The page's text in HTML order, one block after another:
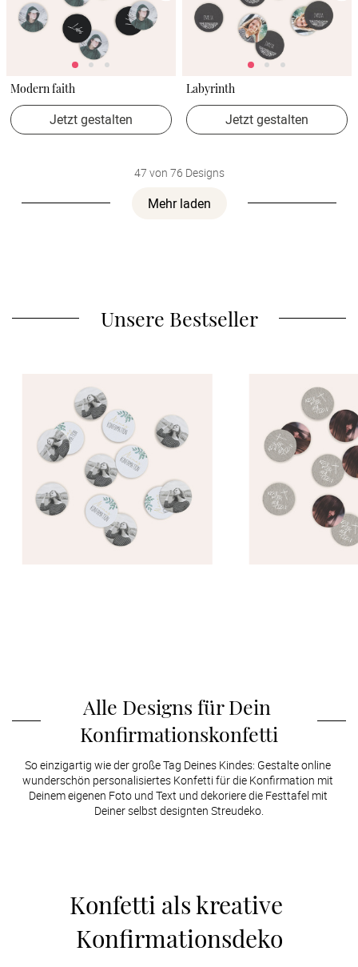
Modern faith
Jetzt gestalten
Labyrinth
Jetzt gestalten
47 von 76 Designs
Mehr laden
Unsere Bestseller
Alle Designs für Dein
Konfirmationskonfetti
So einzigartig wie der große Tag Deines Kindes: Gestalte online
wunderschön personalisiertes Konfetti für die Konfirmation mit
Deinem eigenen Foto und Text und dekoriere die Festtafel mit
Deiner selbst designten Streudeko.
Konfetti als kreative
Konfirmationsdeko